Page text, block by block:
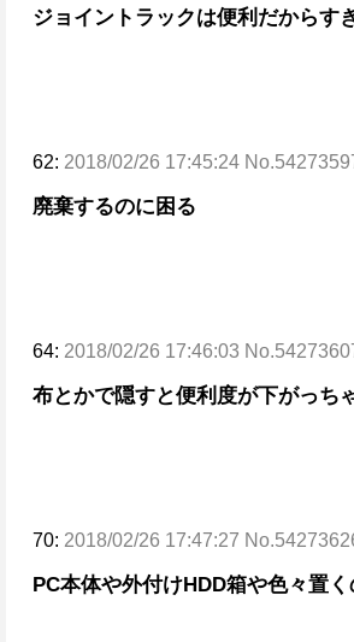
ジョイントラックは便利だからす
62: 2018/02/26 17:45:24
廃棄するのに困る
64: 2018/02/26 17:46:03
布とかで隠すと便利度が下がっち
70: 2018/02/26 17:47:27
PC本体や外付けHDD箱や色々置く